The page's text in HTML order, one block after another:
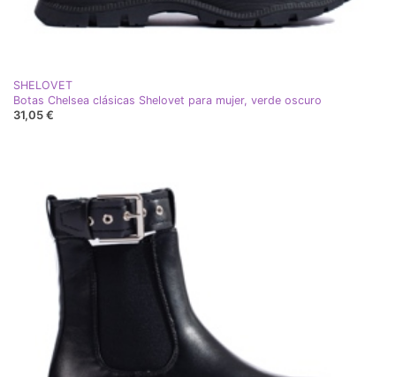
SHELOVET
Botas Chelsea clásicas Shelovet para mujer, verde oscuro
31,05 €